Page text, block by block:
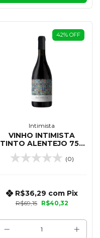
42% OFF
Intimista
VINHO INTIMISTA
TINTO ALENTEJO 750
ML
(0)
R$69,15 R$40,32
R$36,29 com Pix